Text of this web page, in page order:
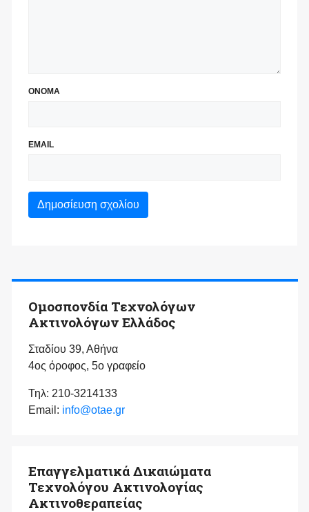
ΟΝΟΜΑ
EMAIL
Ομοσπονδία Τεχνολόγων
Ακτινολόγων Ελλάδος
Σταδίου 39, Αθήνα
4ος όροφος, 5ο γραφείο
Τηλ: 210-3214133
Email: info@otae.gr
Επαγγελματικά Δικαιώματα
Τεχνολόγου Ακτινολογίας
Ακτινοθεραπείας